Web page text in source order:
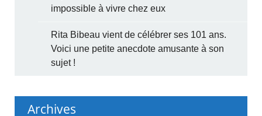
impossible à vivre chez eux
Rita Bibeau vient de célébrer ses 101 ans.
Voici une petite anecdote amusante à son
sujet !
Archives